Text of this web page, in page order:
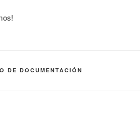
DE DOCUMENTACIÓN